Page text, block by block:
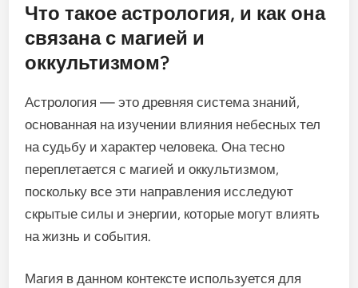
Что такое астрология, и как она
связана с магией и
оккультизмом?
Астрология — это древняя система знаний,
основанная на изучении влияния небесных тел
на судьбу и характер человека. Она тесно
переплетается с магией и оккультизмом,
поскольку все эти направления исследуют
скрытые силы и энергии, которые могут влиять
на жизнь и события.
Магия в данном контексте используется для